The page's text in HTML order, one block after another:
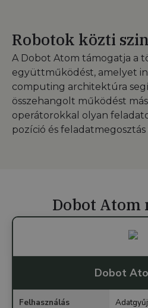
Robotok közti
A Dobot Atom támogatja a
együttműködést, amelyet
computing architektúra
összehangolt működést
operátorokkal olyan
pozíció és
Dobot Atom
Dobot
Felhasználás